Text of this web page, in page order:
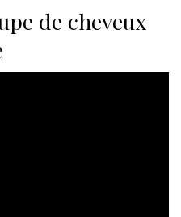
de cheveux